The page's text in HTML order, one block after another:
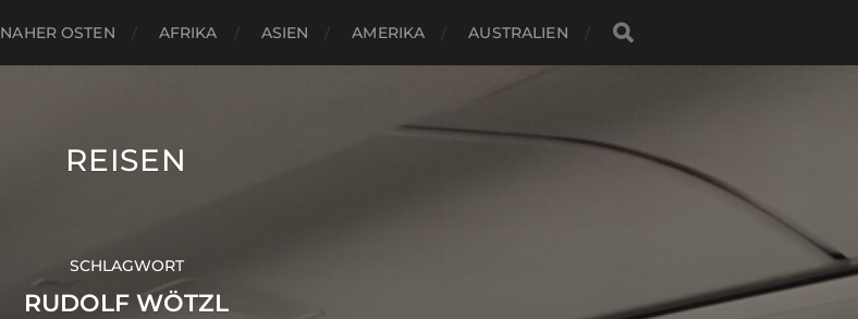
NAHER OSTEN AFRIKA ASIEN AMERIKA AUSTRALIEN
REISEN
SCHLAGWORT
RUDOLF WÖTZL